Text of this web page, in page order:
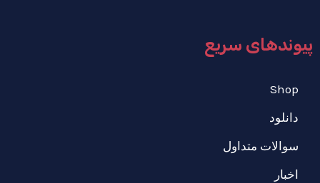
پیوندهای سریع
Shop
دانلود
سوالات متداول
اخبار